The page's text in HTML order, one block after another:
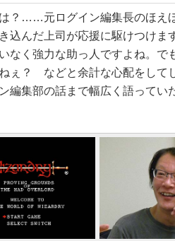
？……元ログイン編集長のほえ
込んだ上司が応援に駆けつけま
なく強力な助っ人ですよね。で
ぇ？ などと余計な心配をして
編集部の話まで幅広く語ってい